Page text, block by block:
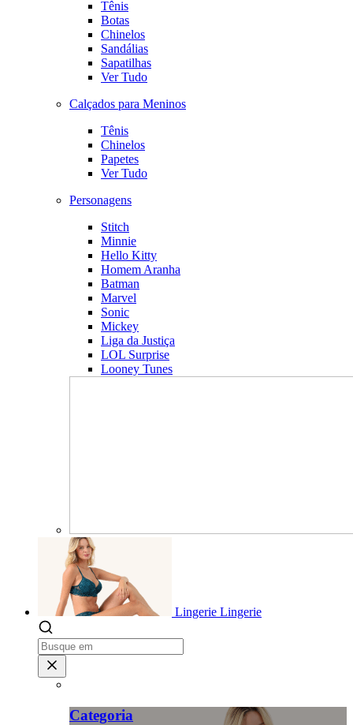
Tênis
Botas
Chinelos
Sandálias
Sapatilhas
Ver Tudo
Calçados para Meninos
Tênis
Chinelos
Papetes
Ver Tudo
Personagens
Stitch
Minnie
Hello Kitty
Homem Aranha
Batman
Marvel
Sonic
Mickey
Liga da Justiça
LOL Surprise
Looney Tunes
Lingerie Lingerie
Categoria